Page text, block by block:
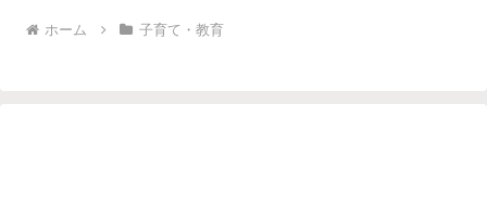
ホーム 子育て・教育